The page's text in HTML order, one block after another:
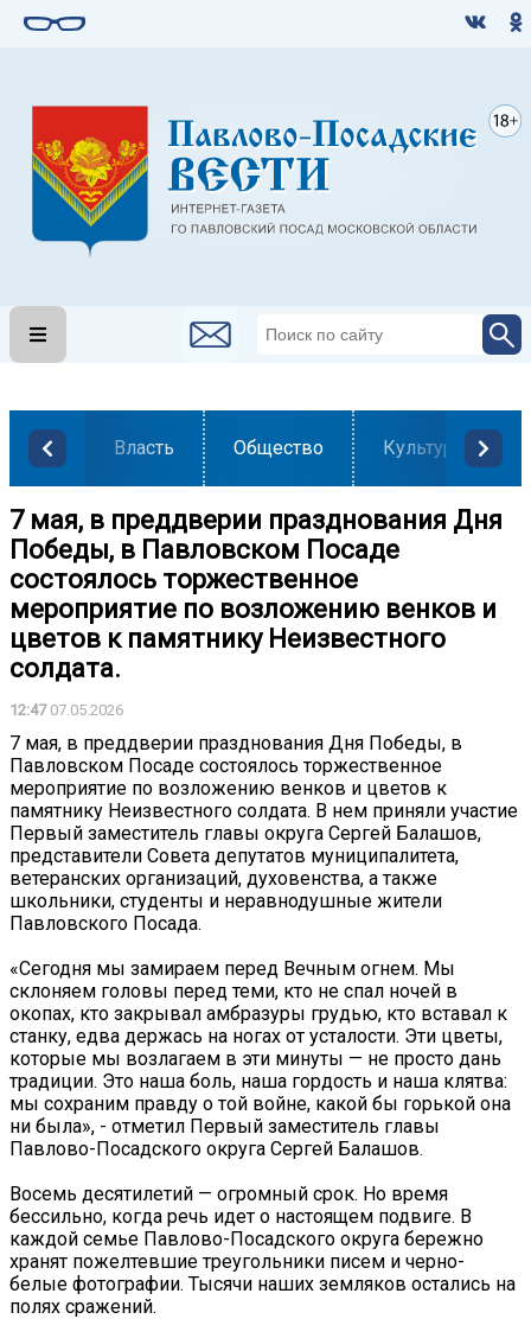
Власть Общество Культура
7 мая, в преддверии празднования Дня
Победы, в Павловском Посаде
состоялось торжественное
мероприятие по возложению венков и
цветов к памятнику Неизвестного
солдата.
12:4707.05.2026
7 мая, в преддверии празднования Дня Победы, в
Павловском Посаде состоялось торжественное
мероприятие по возложению венков и цветов к
памятнику Неизвестного солдата. В нем приняли участие
Первый заместитель главы округа Сергей Балашов,
представители Совета депутатов муниципалитета,
ветеранских организаций, духовенства, а также
школьники, студенты и неравнодушные жители
Павловского Посада.
«Сегодня мы замираем перед Вечным огнем. Мы
склоняем головы перед теми, кто не спал ночей в
окопах, кто закрывал амбразуры грудью, кто вставал к
станку, едва держась на ногах от усталости. Эти цветы,
которые мы возлагаем в эти минуты — не просто дань
традиции. Это наша боль, наша гордость и наша клятва:
мы сохраним правду о той войне, какой бы горькой она
ни была», - отметил Первый заместитель главы
Павлово-Посадского округа Сергей Балашов.
Восемь десятилетий — огромный срок. Но время
бессильно, когда речь идет о настоящем подвиге. В
каждой семье Павлово-Посадского округа бережно
хранят пожелтевшие треугольники писем и черно-
белые фотографии. Тысячи наших земляков остались на
полях сражений.